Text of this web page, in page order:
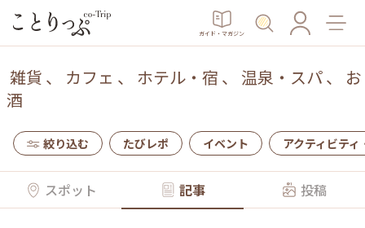
ガイド・マガジン
雑貨 、 カフェ 、 ホテル・宿 、 温泉・スパ、 お
酒
絞り込む たびレポ イベント アクティビティ
スポット 記事 投稿